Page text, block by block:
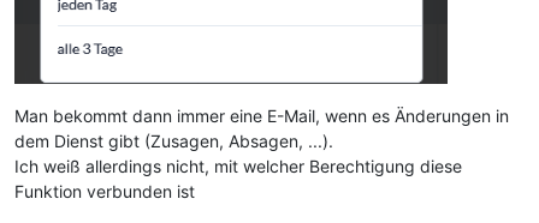
Man bekommt dann immer eine E-Mail, wenn es Änderungen in
dem Dienst gibt (Zusagen, Absagen, ...).
Ich weiß allerdings nicht, mit welcher Berechtigung diese
Funktion verbunden ist